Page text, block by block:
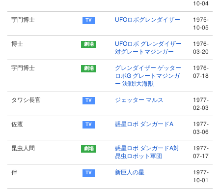
10-04
宇門博士 UFOロボグレンダイザー
1975-
10-05
博士
UFOロボ グレンダイザー
対グレートマジンガー
1976-
03-20
宇門博士
グレンダイザー ゲッター
ロボG グレートマジンガ
ー 決戦!大海獣
1976-
07-18
タワシ長官 ジェッター マルス
1977-
02-03
佐渡 惑星ロボ ダンガードA
1977-
03-06
昆虫人間
惑星ロボ ダンガードA対
昆虫ロボット軍団
1977-
07-17
伴 新巨人の星
1977-
10-01